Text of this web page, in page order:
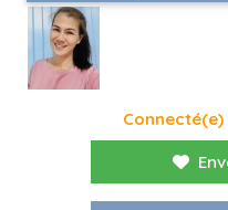
Connecté(e)